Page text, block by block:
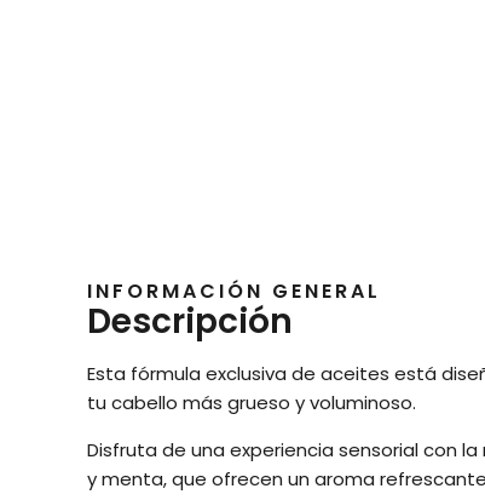
INFORMACIÓN GENERAL
Descripción
Esta fórmula exclusiva de aceites está
tu cabello más grueso y voluminoso.
Disfruta de una experiencia sensorial con
y menta, que ofrecen un aroma